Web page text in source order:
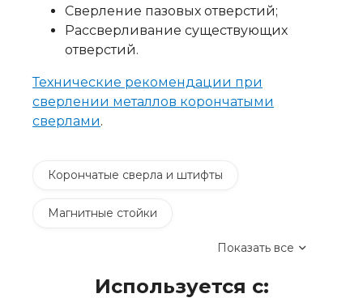
Сверление пазовых отверстий;
Рассверливание существующих
отверстий.
Технические рекомендации при
сверлении металлов корончатыми
сверлами.
Корончатые сверла и штифты
Магнитные стойки
Ручные системы для корончатого сверления
Аккумуляторные сверлильные станки
Показать все
Используется с: